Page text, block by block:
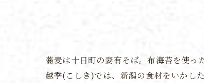
蕎麦は十日町の妻有そば。布海苔を使っ
越季(こしき)では、新潟の食材をいかし